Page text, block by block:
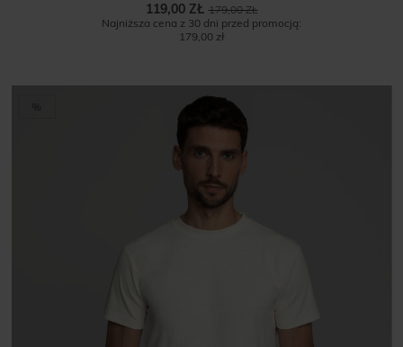
179,00 ZŁ
119,00 ZŁ
Najniższa cena z 30 dni przed promocją:
179,00 zł